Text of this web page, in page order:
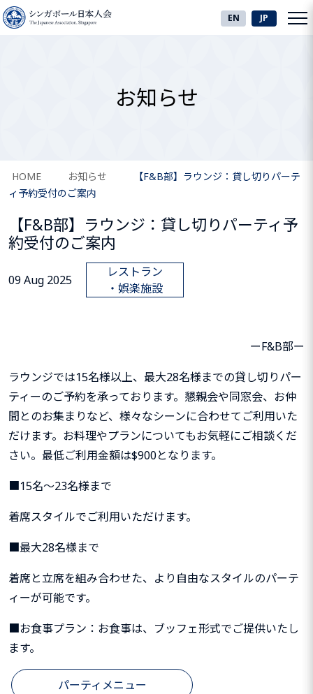
EN JP
お知らせ
HOME お知らせ
【F&B部】ラウンジ：貸し切りパーテ
ィ予約受付のご案内
【F&B部】ラウンジ：貸し切りパーティ予
約受付のご案内
09 Aug 2025
レストラン
・娯楽施設
ーF&B部ー
ラウンジでは15名様以上、最大28名様までの貸し切りパー
ティーのご予約を承っております。懇親会や同窓会、お仲
間とのお集まりなど、様々なシーンに合わせてご利用いた
だけます。お料理やプランについてもお気軽にご相談くだ
さい。最低ご利用金額は$900となります。
■15名～23名様まで
着席スタイルでご利用いただけます。
■最大28名様まで
着席と立席を組み合わせた、より自由なスタイルのパーテ
ィーが可能です。
■お食事プラン：お食事は、ブッフェ形式でご提供いたし
ます。
パーティメニュー